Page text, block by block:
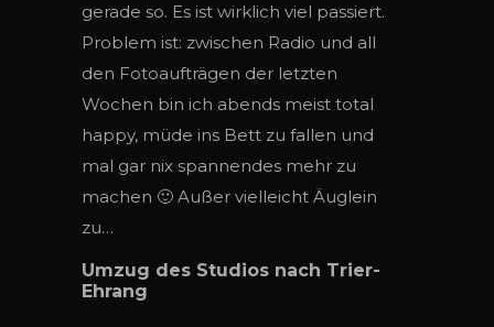
gerade so. Es ist wirklich viel passiert.
Problem ist: zwischen Radio und all
den Fotoaufträgen der letzten
Wochen bin ich abends meist total
happy, müde ins Bett zu fallen und
mal gar nix spannendes mehr zu
machen 🙂 Außer vielleicht Äuglein
zu…
Umzug des Studios nach Trier-
Ehrang